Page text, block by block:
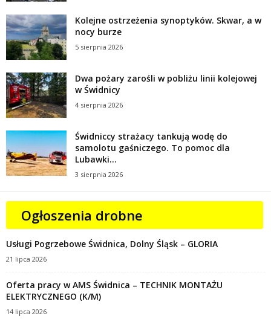
Kolejne ostrzeżenia synoptyków. Skwar, a w
nocy burze
5 sierpnia 2026
Dwa pożary zarośli w pobliżu linii kolejowej
w Świdnicy
4 sierpnia 2026
Świdniccy strażacy tankują wodę do
samolotu gaśniczego. To pomoc dla
Lubawki...
3 sierpnia 2026
Ogłoszenia drobne
Usługi Pogrzebowe Świdnica, Dolny Śląsk – GLORIA
21 lipca 2026
Oferta pracy w AMS Świdnica – TECHNIK MONTAŻU
ELEKTRYCZNEGO (K/M)
14 lipca 2026